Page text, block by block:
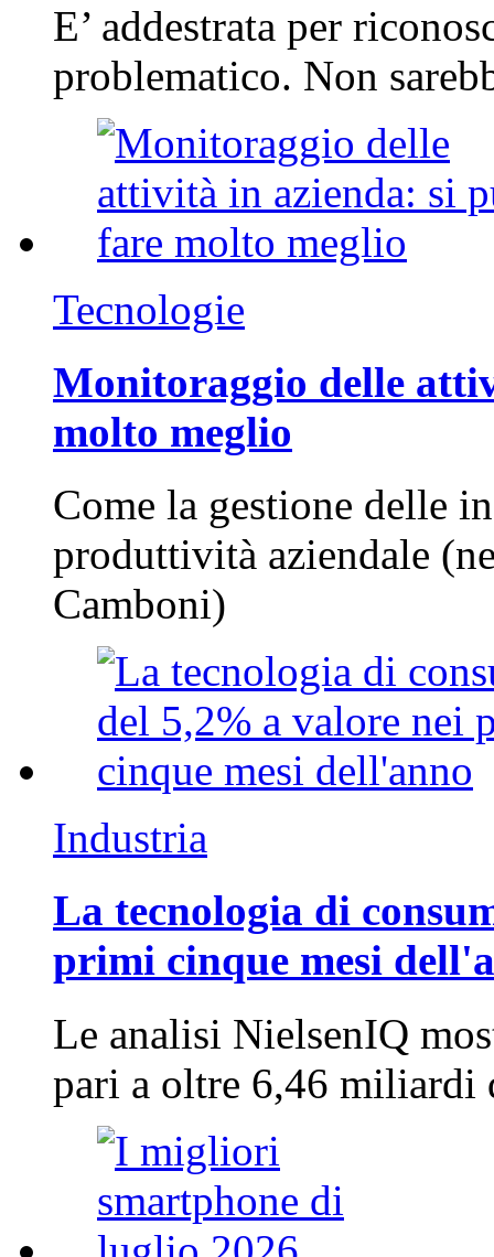
E’ addestrata per
problematico. Non
Tecnologie
Monitoraggio delle
molto meglio
Come la gestione delle
produttività aziendale
Camboni)
Industria
La tecnologia di
primi cinque mesi
Le analisi NielsenIQ
pari a oltre 6,46